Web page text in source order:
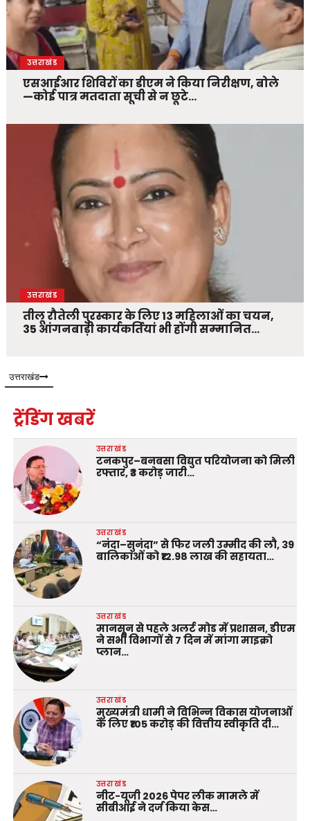
उत्तराखंड
एसआईआर शिविरों का डीएम ने किया निरीक्षण, बोले
—कोई पात्र मतदाता सूची से न छूटे…
उत्तराखंड
तीलू रौतेली पुरस्कार के लिए 13 महिलाओं का चयन,
35 आंगनबाड़ी कार्यकर्तियां भी होंगी सम्मानित…
उत्तराखंड
ट्रेंडिंग खबरें
उत्तराखंड
टनकपुर–बनबसा विद्युत परियोजना को मिली
रफ्तार, ₹3 करोड़ जारी…
उत्तराखंड
“नंदा–सुनंदा” से फिर जली उम्मीद की लौ, 39
बालिकाओं को ₹12.98 लाख की सहायता…
उत्तराखंड
मानसून से पहले अलर्ट मोड में प्रशासन, डीएम
ने सभी विभागों से 7 दिन में मांगा माइक्रो
प्लान…
उत्तराखंड
मुख्यमंत्री धामी ने विभिन्न विकास योजनाओं
के लिए ₹105 करोड़ की वित्तीय स्वीकृति दी…
उत्तराखंड
नीट-यूजी 2026 पेपर लीक मामले में
सीबीआई ने दर्ज किया केस…